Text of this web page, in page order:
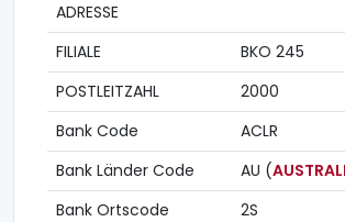
ADRESSE
FILIALE
BKO 245
POSTLEITZAHL
2000
Bank Code
ACLR
Bank Länder Code
AU (
Bank Ortscode
2S